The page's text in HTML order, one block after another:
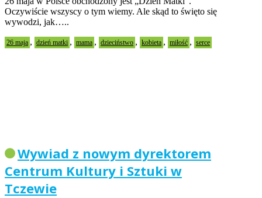
Oczywiście wszyscy o tym wiemy. Ale skąd to święto się
wywodzi, jak…..
26 maja , dzień matki , mama , dzieciństwo , kobieta , miłość , serce
Wywiad z nowym dyrektorem
Centrum Kultury i Sztuki w
Tczewie